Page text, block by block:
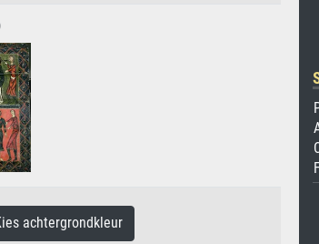
achtergrondkleur